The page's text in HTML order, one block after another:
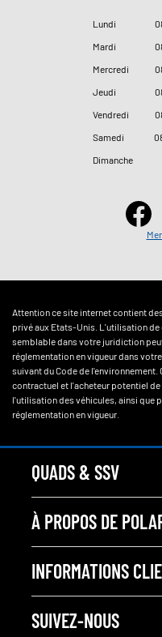
Lundi
Mardi
Mercredi
Jeudi
Vendredi
Samedi
Dimanche
Attention ce site internet contient
privé aux Etats-Unis. L'utilisation de
semblable dans votre juridiction
réglementation en vigueur dans
suivant du Code de
contractuel et l'acheteur potentiel
l'utilisation des véhicules, ainsi que
réglementation en vigueur.
QUADS & SSV
À PROPOS DE
INFORMATIONS
SUIVEZ-NOUS